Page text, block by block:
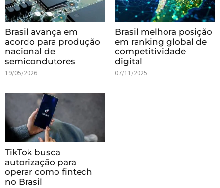
Brasil avança em
acordo para produção
nacional de
semicondutores
19/05/2026
Brasil melhora posição
em ranking global de
competitividade
digital
07/11/2025
TikTok busca
autorização para
operar como fintech
no Brasil